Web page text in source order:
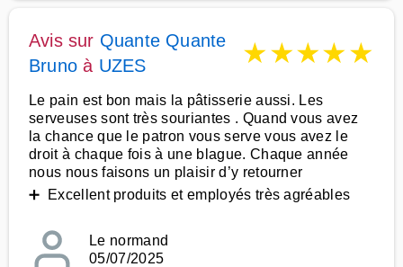
Avis sur Quante Quante
Bruno à UZES ★★★★★
Le pain est bon mais la pâtisserie aussi. Les
serveuses sont très souriantes . Quand vous avez
la chance que le patron vous serve vous avez le
droit à chaque fois à une blague. Chaque année
nous nous faisons un plaisir d’y retourner
➕ Excellent produits et employés très agréables
Le normand
05/07/2025